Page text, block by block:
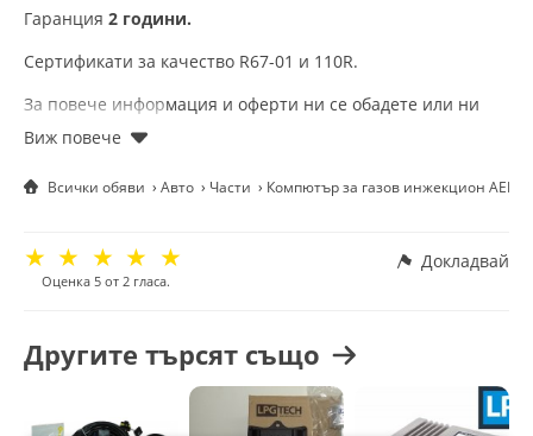
Гаранция 2 години.
Сертификати за качество R67-01 и 110R.
За повече информация и оферти ни се обадете или ни
europegas tamona agis emmegas r-uno fobos rail injektor
izparitel
Всички обяви Авто Части Компютър за газов инжекцион ΑΕΒ
☆
☆
☆
☆
☆
Оценка 5от 2гласа.
Докладвай
Другите търсят също